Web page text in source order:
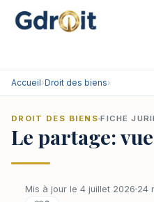
Accueil›Droit des biens›
DROIT DES BIENS FICHE
Le partage:
Mis à jour le 4 juillet 2026 24